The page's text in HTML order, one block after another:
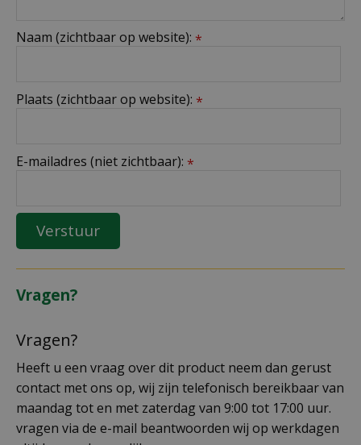
Naam (zichtbaar op website): *
Plaats (zichtbaar op website): *
E-mailadres (niet zichtbaar): *
Vragen?
Vragen?
Heeft u een vraag over dit product neem dan gerust
contact met ons op, wij zijn telefonisch bereikbaar van
maandag tot en met zaterdag van 9:00 tot 17:00 uur.
vragen via de e-mail beantwoorden wij op werkdagen